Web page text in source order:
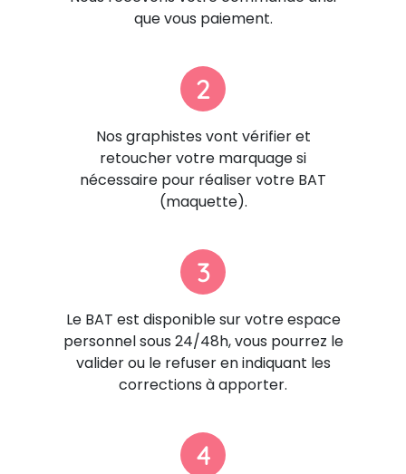
que vous paiement.
2
Nos graphistes vont vérifier et
retoucher votre marquage si
nécessaire pour réaliser votre BAT
(maquette).
3
Le BAT est disponible sur votre espace
personnel sous 24/48h, vous pourrez le
valider ou le refuser en indiquant les
corrections à apporter.
4